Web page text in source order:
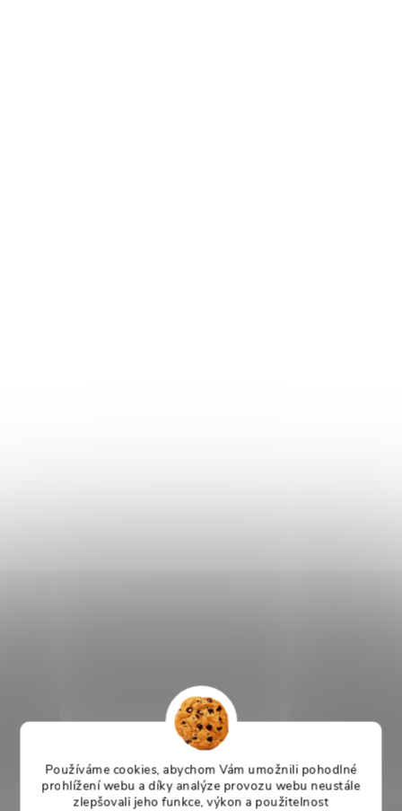
Používáme cookies, abychom Vám umožnili pohodlné
prohlížení webu a díky analýze provozu webu neustále
zlepšovali jeho funkce, výkon a použitelnost